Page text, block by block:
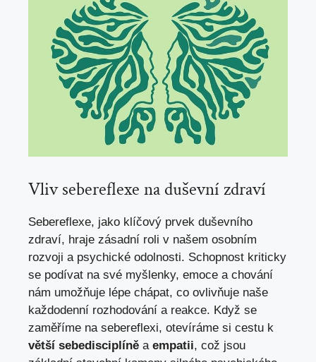
Vliv sebereflexe na duševní zdraví
Sebereflexe, jako klíčový prvek duševního
zdraví, hraje zásadní⁢ roli v ​ našem osobním
rozvoji a psychické odolnosti.⁣ Schopnost ⁢kriticky
se podívat na své myšlenky, emoce a⁣ chování
nám ​umožňuje lépe ​chápat, ⁤co ovlivňuje naše
‍každodenní ⁢rozhodování​ a reakce. Když ⁢se
zaměříme na​ sebereflexi, otevíráme⁣ si cestu k
větší⁣ sebedisciplíně a empatii, což jsou